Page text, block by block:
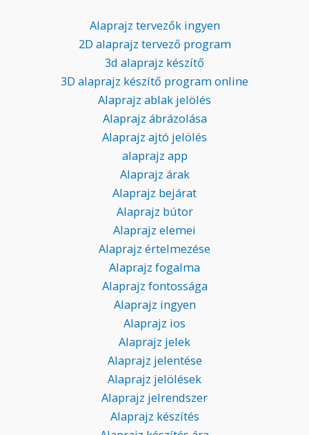
Alaprajz tervezők ingyen
2D alaprajz tervező program
3d alaprajz készítő
3D alaprajz készítő program online
Alaprajz ablak jelölés
Alaprajz ábrázolása
Alaprajz ajtó jelölés
alaprajz app
Alaprajz árak
Alaprajz bejárat
Alaprajz bútor
Alaprajz elemei
Alaprajz értelmezése
Alaprajz fogalma
Alaprajz fontossága
Alaprajz ingyen
Alaprajz ios
Alaprajz jelek
Alaprajz jelentése
Alaprajz jelölések
Alaprajz jelrendszer
Alaprajz készítés